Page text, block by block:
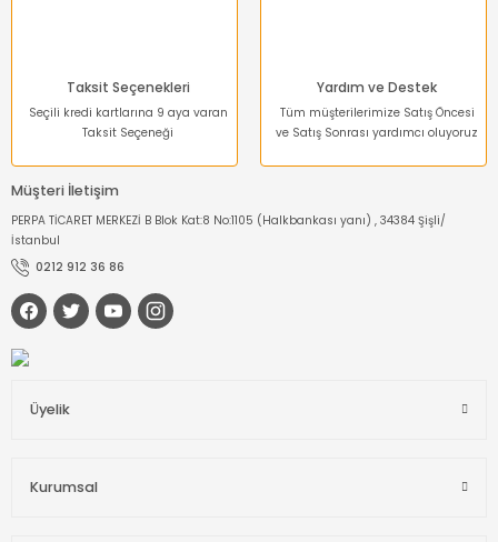
Taksit Seçenekleri
Seçili kredi kartlarına 9 aya varan
Taksit Seçeneği
Yardım ve Destek
Tüm müşterilerimize Satış Öncesi
ve Satış Sonrası yardımcı oluyoruz
Müşteri İletişim
PERPA TİCARET MERKEZİ B Blok Kat:8 No:1105 (Halkbankası yanı) , 34384 Şişli/
İstanbul
0212 912 36 86
Üyelik
Kurumsal